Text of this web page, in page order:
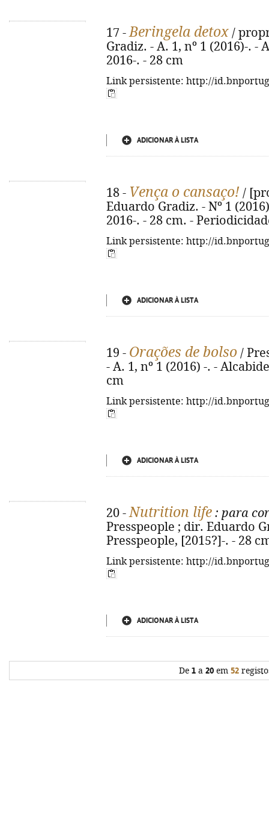
17 -Beringela detox /
Gradiz. - A. 1, nº 1 (2016)-. -
2016-. - 28 cm
Link persistente: http://
ADICIONAR À LISTA
18 - Vença o cansaço! /
Eduardo Gradiz. - Nº 1
2016-. - 28 cm. -
Link persistente: http://
ADICIONAR À LISTA
19 - Orações de bolso /
- A. 1, nº 1 (2016) -. -
cm
Link persistente: http://
ADICIONAR À LISTA
20 -Nutrition life : para
Presspeople ; dir. Eduardo
Presspeople, [2015?]-. - 28
Link persistente: http://
ADICIONAR À LISTA
De 1a 20em 52